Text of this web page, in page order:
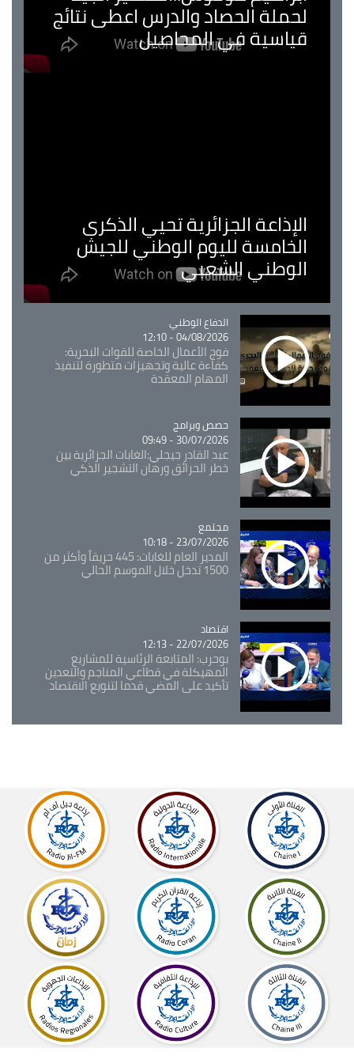
لحملة الحصاد والدرس اعطى نتائج
قياسية في المحاصيل
الإذاعة الجزائرية تحيي الذكرى
الخامسة لليوم الوطني للجيش
الوطني الشعبي
Catégorie
الدفاع الوطني
04/08/2026 - 12:10
فوج الأعمال الخاصة للقوات البحرية:
كفاءة عالية وتجهيزات متطورة لتنفيذ
المهام المعقدة
Catégorie
حصص وبرامج
30/07/2026 - 09:49
عبد القادر جيجلي:الغابات الجزائرية بين
خطر الحرائق ورهان التشجير الذكي
Catégorie
مجتمع
23/07/2026 - 10:18
المدير العام للغابات: 445 حريقاً وأكثر من
1500 تدخل خلال الموسم الحالي
Catégorie
اقتصاد
22/07/2026 - 12:13
بوحرب: المتابعة الرئاسية للمشاريع
المهيكلة في قطاعي المناجم والتعدين
تأكيد على المضي قدما لتنويع الاقتصاد